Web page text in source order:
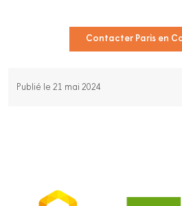
Contacter Paris en
Publié le 21 mai 2024